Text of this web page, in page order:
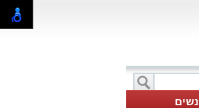
נשים